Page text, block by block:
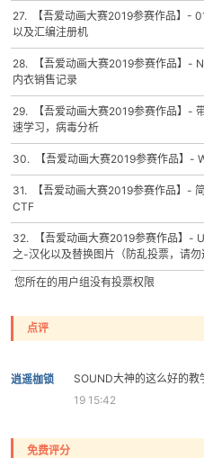
27. 【吾爱动画大赛2019参赛作品】-
以及汇编注册机
28. 【吾爱动画大赛2019参赛作品】-
内衣销售记录
29. 【吾爱动画大赛2019参赛作品】-
速学习，病毒分析
30. 【吾爱动画大赛2019参赛作品】-
31. 【吾爱动画大赛2019参赛作品】-
CTF
32. 【吾爱动画大赛2019参赛作品】-
之-汉化以及替换图片（防乱投票，请勿
您所在的用户组没有投票权限
点评
逍遥枷锁 SOUND大神的这么好的教
19 15:42
免费评分